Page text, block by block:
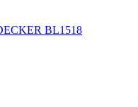
BL1518